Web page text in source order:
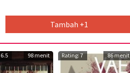
Tambah +1
98 menit Rating: 7 86 menit